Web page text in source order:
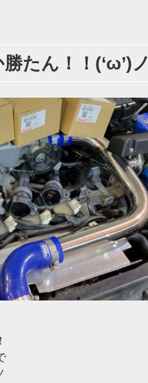
たん！！(‘ω’)ノ